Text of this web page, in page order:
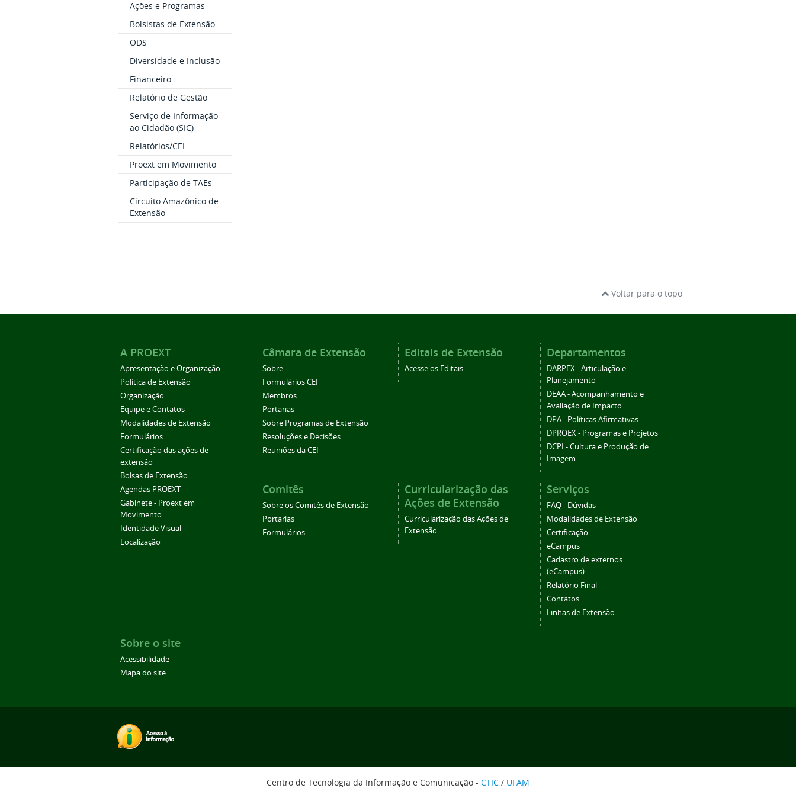
Ações e Programas
Bolsistas de Extensão
ODS
Diversidade e Inclusão
Financeiro
Relatório de Gestão
Serviço de Informação
ao Cidadão (SIC)
Relatórios/CEI
Proext em Movimento
Participação de TAEs
Circuito Amazônico de
Extensão
Voltar para o topo
A PROEXT
Apresentação e Organização
Política de Extensão
Organização
Equipe e Contatos
Modalidades de Extensão
Formulários
Certificação das ações de
extensão
Bolsas de Extensão
Agendas PROEXT
Gabinete - Proext em
Movimento
Identidade Visual
Localização
Câmara de Extensão
Sobre
Formulários CEI
Membros
Portarias
Sobre Programas de Extensão
Resoluções e Decisões
Reuniões da CEI
Editais de Extensão
Acesse os Editais
Departamentos
DARPEX - Articulação e
Planejamento
DEAA - Acompanhamento e
Avaliação de Impacto
DPA - Políticas Afirmativas
DPROEX - Programas e Projetos
DCPI - Cultura e Produção de
Imagem
Comitês
Sobre os Comitês de Extensão
Portarias
Formulários
Curricularização das
Ações de Extensão
Curricularização das Ações de
Extensão
Serviços
FAQ - Dúvidas
Modalidades de Extensão
Certificação
eCampus
Cadastro de externos
(eCampus)
Relatório Final
Contatos
Linhas de Extensão
Sobre o site
Acessibilidade
Mapa do site
Centro de Tecnologia da Informação e Comunicação - CTIC / UFAM